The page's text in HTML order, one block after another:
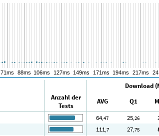
Download
Anzahl der
Tests
AVG Q1
64,47 25,26
111,7 27,75